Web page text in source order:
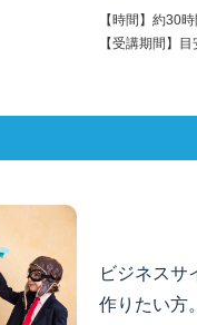
【時間】約30
【受講期間】
ビジネスサ
作りたい方